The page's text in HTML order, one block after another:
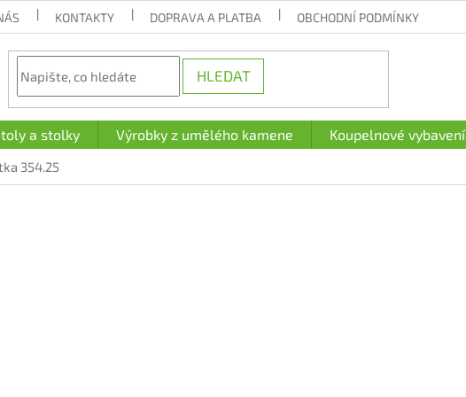
KONTAKTY DOPRAVA A PLATBA OBCHODNÍ PODMÍNKY
HLEDAT
a stolky Výrobky z umělého kamene Koupelnové vybavení
354.25